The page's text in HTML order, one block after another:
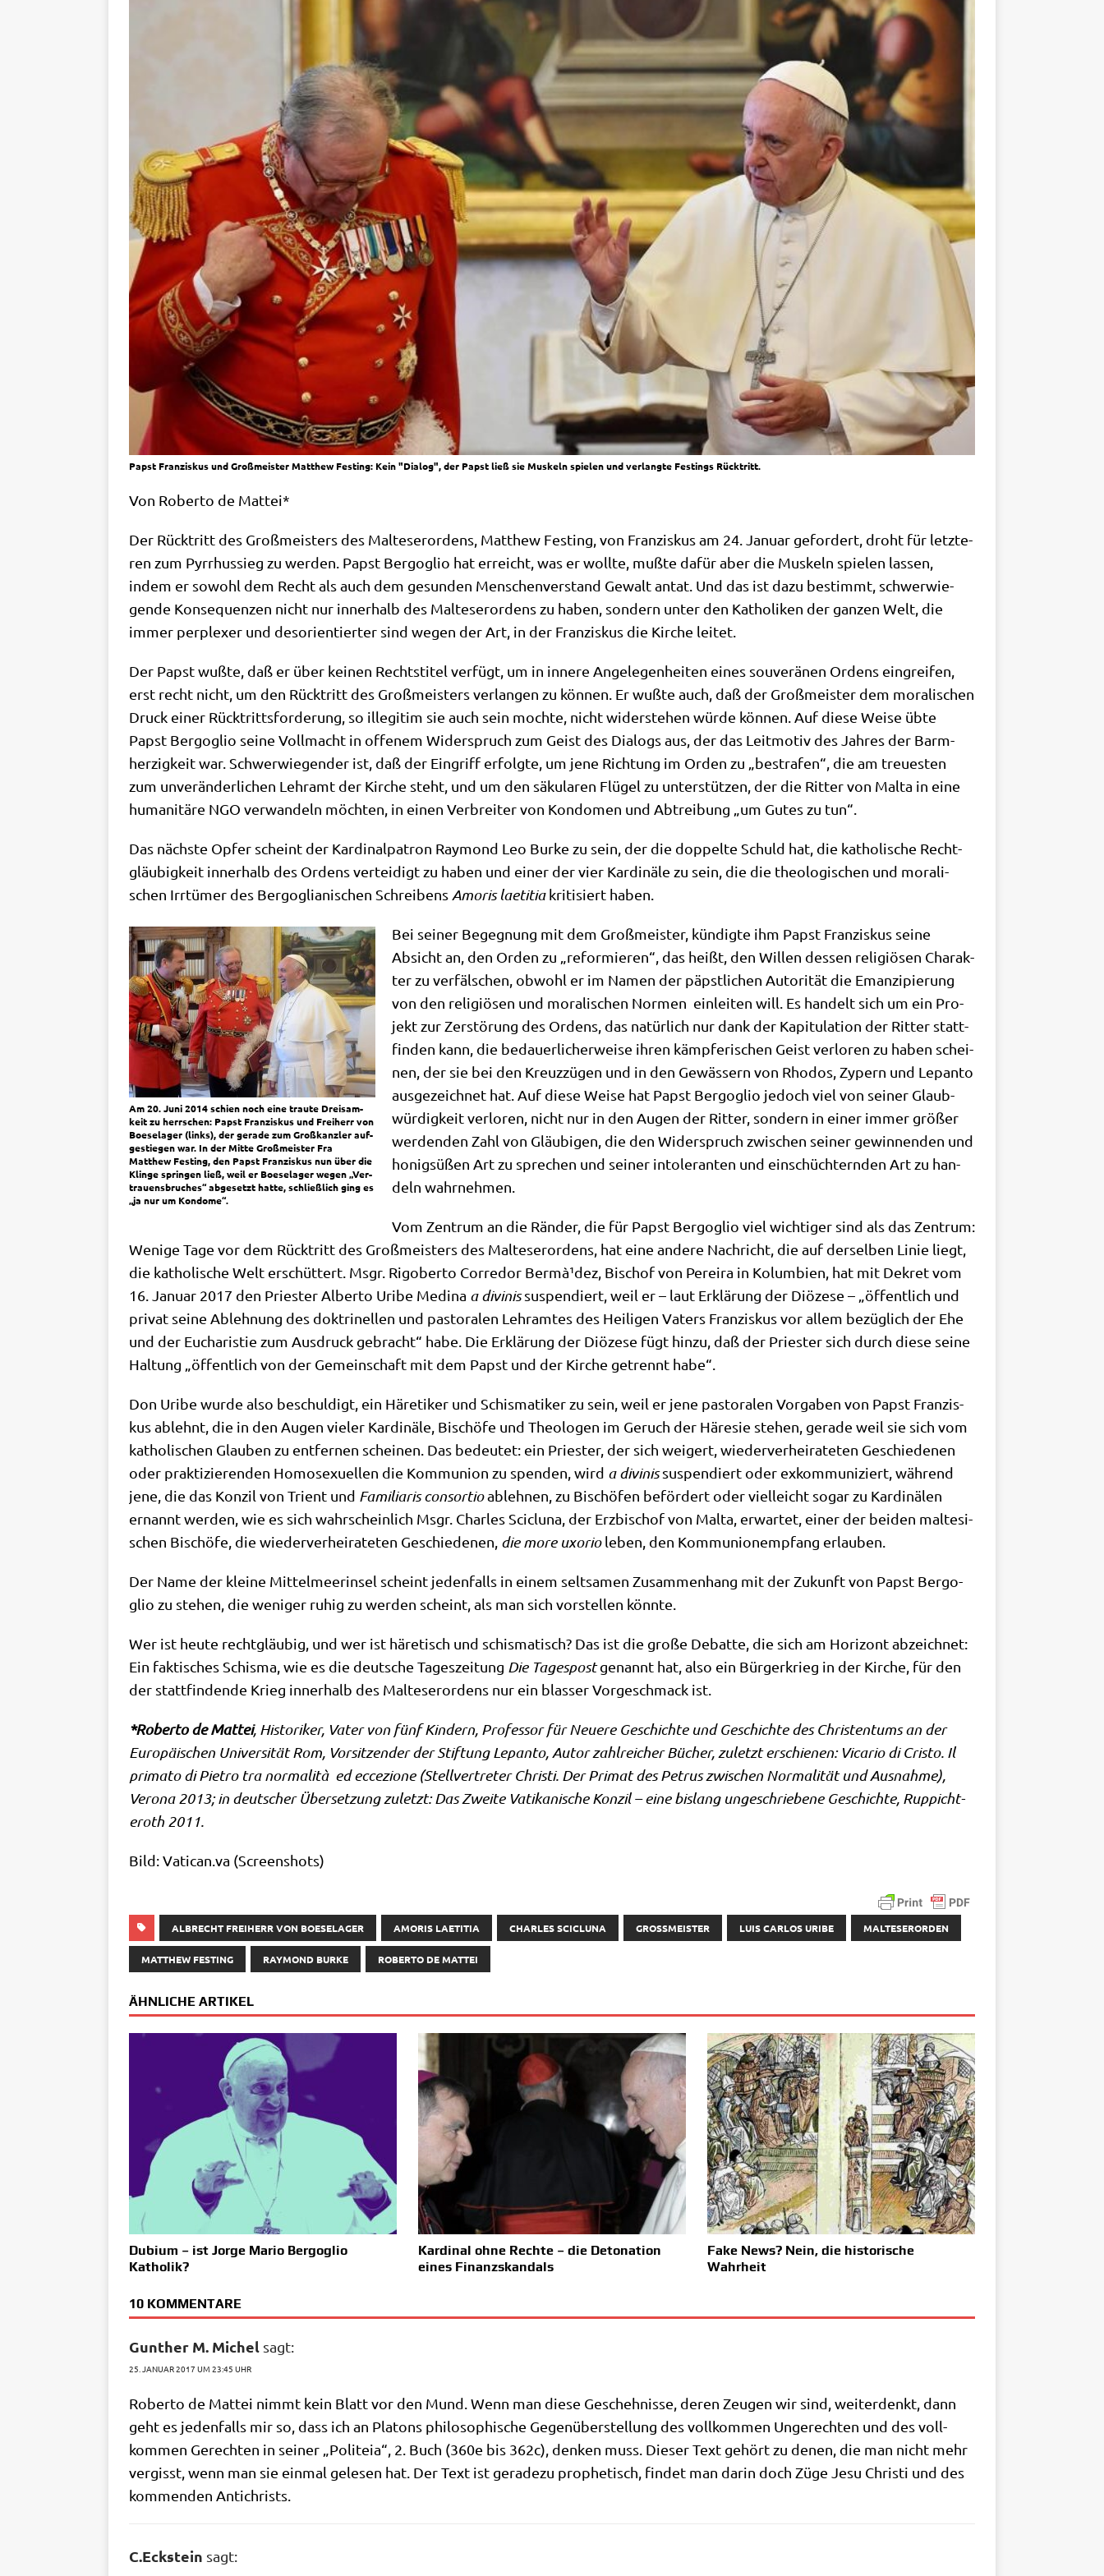
Papst Franziskus und Großmeister Matthew Festing: Kein "Dialog", der Papst ließ sie Muskeln spielen und verlangte Festings Rücktritt.
Von Rober­to de Mattei*
Der Rück­tritt des Groß­mei­sters des Mal­te­ser­or­dens, Matthew Fest­ing, von Fran­zis­kus am 24. Janu­ar gefor­dert, droht für letz­te­
ren zum Pyr­rhus­sieg zu wer­den. Papst Berg­o­glio hat erreicht, was er woll­te, muß­te dafür aber die Mus­keln spie­len las­sen,
indem er sowohl dem Recht als auch dem gesun­den Men­schen­ver­stand Gewalt antat. Und das ist dazu bestimmt, schwer­wie­
gen­de Kon­se­quen­zen nicht nur inner­halb des Mal­te­ser­or­dens zu haben, son­dern unter den Katho­li­ken der gan­zen Welt, die
immer per­ple­xer und des­ori­en­tier­ter sind wegen der Art, in der Fran­zis­kus die Kir­che leitet.
Der Papst wuß­te, daß er über kei­nen Rechts­ti­tel ver­fügt, um in inne­re Ange­le­gen­hei­ten eines sou­ve­rä­nen Ordens ein­grei­fen,
erst recht nicht, um den Rück­tritt des Groß­mei­sters ver­lan­gen zu kön­nen. Er wuß­te auch, daß der Groß­mei­ster dem mora­li­schen
Druck einer Rück­tritts­for­de­rung, so ille­gi­tim sie auch sein moch­te, nicht wider­ste­hen wür­de kön­nen. Auf die­se Wei­se übte
Papst Berg­o­glio sei­ne Voll­macht in offe­nem Wider­spruch zum Geist des Dia­logs aus, der das Leit­mo­tiv des Jah­res der Barm­
her­zig­keit war. Schwer­wie­gen­der ist, daß der Ein­griff erfolg­te, um jene Rich­tung im Orden zu „bestra­fen“, die am treue­sten
zum unver­än­der­li­chen Lehr­amt der Kir­che steht, und um den säku­la­ren Flü­gel zu unter­stüt­zen, der die Rit­ter von Mal­ta in eine
huma­ni­tä­re NGO ver­wan­deln möch­ten, in einen Ver­brei­ter von Kon­do­men und Abtrei­bung „um Gutes zu tun“.
Das näch­ste Opfer scheint der Kar­di­nal­pa­tron Ray­mond Leo Bur­ke zu sein, der die dop­pel­te Schuld hat, die katho­li­sche Recht­
gläu­big­keit inner­halb des Ordens ver­tei­digt zu haben und einer der vier Kar­di­nä­le zu sein, die die theo­lo­gi­schen und mora­li­
schen Irr­tü­mer des Berg­o­glia­ni­schen Schrei­bens Amo­ris lae­ti­tiakri­ti­siert haben.
Am 20. Juni 2014 schien noch eine trau­te Drei­sam­
keit zu herr­schen: Papst Fran­zis­kus und Frei­herr von
Boe­se­la­ger (links), der gera­de zum Groß­kanz­ler auf­
ge­stie­gen war. In der Mit­te Groß­mei­ster Fra
Matthew Fest­ing, den Papst Fran­zis­kus nun über die
Klin­ge sprin­gen ließ, weil er Boe­se­la­ger wegen „Ver­
trau­ens­bru­ches“ abge­setzt hat­te, schließ­lich ging es
„ja nur um Kondome“.
Bei sei­ner Begeg­nung mit dem Groß­mei­ster, kün­dig­te ihm Papst Fran­zis­kus sei­ne
Absicht an, den Orden zu „refor­mie­ren“, das heißt, den Wil­len des­sen reli­giö­sen Cha­rak­
ter zu ver­fäl­schen, obwohl er im Namen der päpst­li­chen Auto­ri­tät die Eman­zi­pie­rung
von den reli­giö­sen und mora­li­schen Nor­men ein­lei­ten will. Es han­delt sich um ein Pro­
jekt zur Zer­stö­rung des Ordens, das natür­lich nur dank der Kapi­tu­la­ti­on der Rit­ter statt­
fin­den kann, die bedau­er­li­cher­wei­se ihren kämp­fe­ri­schen Geist ver­lo­ren zu haben schei­
nen, der sie bei den Kreuz­zü­gen und in den Gewäs­sern von Rho­dos, Zypern und Lepan­to
aus­ge­zeich­net hat. Auf die­se Wei­se hat Papst Berg­o­glio jedoch viel von sei­ner Glaub­
wür­dig­keit ver­lo­ren, nicht nur in den Augen der Rit­ter, son­dern in einer immer grö­ßer
wer­den­den Zahl von Gläu­bi­gen, die den Wider­spruch zwi­schen sei­ner gewin­nen­den und
honig­sü­ßen Art zu spre­chen und sei­ner into­le­ran­ten und ein­schüch­tern­den Art zu han­
deln wahrnehmen.
Vom Zen­trum an die Rän­der, die für Papst Berg­o­glio viel wich­ti­ger sind als das Zen­trum:
Weni­ge Tage vor dem Rück­tritt des Groß­mei­sters des Mal­te­ser­or­dens, hat eine ande­re Nach­richt, die auf der­sel­ben Linie liegt,
die katho­li­sche Welt erschüt­tert. Msgr. Rigo­ber­to Cor­re­dor Ber­mà¹­dez, Bischof von Perei­ra in Kolum­bi­en, hat mit Dekret vom
16. Janu­ar 2017 den Prie­ster Alber­to Uri­be Medi­na a divi­nissus­pen­diert, weil er – laut Erklä­rung der Diö­ze­se – „öffent­lich und
pri­vat sei­ne Ableh­nung des dok­tri­nel­len und pasto­ra­len Lehr­am­tes des Hei­li­gen Vaters Fran­zis­kus vor allem bezüg­lich der Ehe
und der Eucha­ri­stie zum Aus­druck gebracht“ habe. Die Erklä­rung der Diö­ze­se fügt hin­zu, daß der Prie­ster sich durch die­se sei­ne
Hal­tung „öffent­lich von der Gemein­schaft mit dem Papst und der Kir­che getrennt habe“.
Don Uri­be wur­de also beschul­digt, ein Häre­ti­ker und Schis­ma­ti­ker zu sein, weil er jene pasto­ra­len Vor­ga­ben von Papst Fran­zis­
kus ablehnt, die in den Augen vie­ler Kar­di­nä­le, Bischö­fe und Theo­lo­gen im Geruch der Häre­sie ste­hen, gera­de weil sie sich vom
katho­li­schen Glau­ben zu ent­fer­nen schei­nen. Das bedeu­tet: ein Prie­ster, der sich wei­gert, wie­der­ver­hei­ra­te­ten Geschie­de­nen
oder prak­ti­zie­ren­den Homo­se­xu­el­len die Kom­mu­ni­on zu spen­den, wird a divi­nissus­pen­diert oder exkom­mu­ni­ziert, wäh­rend
jene, die das Kon­zil von Tri­ent und Fami­lia­ris con­sor­tioableh­nen, zu Bischö­fen beför­dert oder viel­leicht sogar zu Kar­di­nä­len
ernannt wer­den, wie es sich wahr­schein­lich Msgr. Charles Sci­clu­na, der Erz­bi­schof von Mal­ta, erwar­tet, einer der bei­den mal­te­si­
schen Bischö­fe, die wie­der­ver­hei­ra­te­ten Geschie­de­nen, die more uxorioleben, den Kom­mu­nion­emp­fang erlauben.
Der Name der klei­ne Mit­tel­meer­in­sel scheint jeden­falls in einem selt­sa­men Zusam­men­hang mit der Zukunft von Papst Berg­o­
glio zu ste­hen, die weni­ger ruhig zu wer­den scheint, als man sich vor­stel­len könnte.
Wer ist heu­te recht­gläu­big, und wer ist häre­tisch und schis­ma­tisch? Das ist die gro­ße Debat­te, die sich am Hori­zont abzeich­net:
Ein fak­ti­sches Schis­ma, wie es die deut­sche Tages­zei­tung Die Tages­postgenannt hat, also ein Bür­ger­krieg in der Kir­che, für den
der statt­fin­den­de Krieg inner­halb des Mal­te­ser­or­dens nur ein blas­ser Vor­ge­schmack ist.
*Rober­to de Mat­tei, Histo­ri­ker, Vater von fünf Kin­dern, Pro­fes­sor für Neue­re Geschich­te und Geschich­te des Chri­sten­tums an der
Euro­päi­schen Uni­ver­si­tät Rom, Vor­sit­zen­der der Stif­tung Lepan­to, Autor zahl­rei­cher Bücher, zuletzt erschie­nen: Vica­rio di Cri­sto. Il
pri­ma­to di Pie­tro tra nor­ma­li­tà ed ecce­zio­ne (Stell­ver­tre­ter Chri­sti. Der Pri­mat des Petrus zwi­schen Nor­ma­li­tät und Aus­nah­me),
Vero­na 2013; in deut­scher Über­set­zung zuletzt: Das Zwei­te Vati­ka­ni­sche Kon­zil – eine bis­lang unge­schrie­be­ne Geschich­te, Rup­picht­
eroth 2011.
Bild: Vati​can​.va (Screen­shots)
ALBRECHT FREIHERR VON BOESELAGER AMORIS LAETITIA CHARLES SCICLUNA GROSSMEISTER LUIS CARLOS URIBE MALTESERORDEN
MATTHEW FESTING RAYMOND BURKE ROBERTO DE MATTEI
ÄHNLICHE ARTIKEL
Dubium – ist Jorge Mario Bergoglio
Katholik?
Kardinal ohne Rechte – die Detonation
eines Finanzskandals
Fake News? Nein, die historische
Wahrheit
10 KOMMENTARE
Gunther M. Michel sagt:
25. JANUAR 2017 UM 23:45 UHR
Rober­to de Mat­tei nimmt kein Blatt vor den Mund. Wenn man die­se Gescheh­nis­se, deren Zeu­gen wir sind, wei­ter­denkt, dann
geht es jeden­falls mir so, dass ich an Pla­tons phi­lo­so­phi­sche Gegen­über­stel­lung des voll­kom­men Unge­rech­ten und des voll­
kom­men Gerech­ten in sei­ner „Poli­te­ia“, 2. Buch (360e bis 362c), den­ken muss. Die­ser Text gehört zu denen, die man nicht mehr
ver­gisst, wenn man sie ein­mal gele­sen hat. Der Text ist gera­de­zu pro­phe­tisch, fin­det man dar­in doch Züge Jesu Chri­sti und des
kom­men­den Antichrists.
C.Eckstein sagt: